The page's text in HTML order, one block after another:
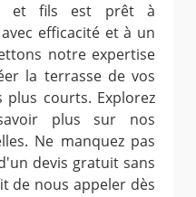
et fils est prêt à
efficacité et à un
notre expertise
la terrasse de vos
plus courts. Explorez
plus sur nos
Ne manquez pas
devis gratuit sans
de nous appeler dès